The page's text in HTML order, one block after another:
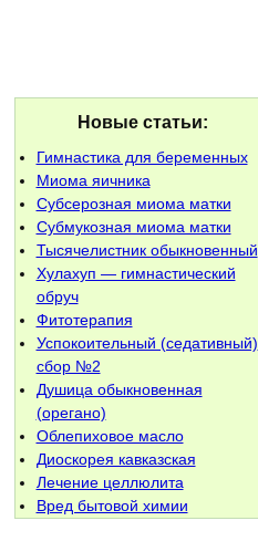
Новые статьи:
Гимнастика для беременных
Миома яичника
Субсерозная миома матки
Субмукозная миома матки
Тысячелистник обыкновенный
Хулахуп — гимнастический
обруч
Фитотерапия
Успокоительный (седативный)
сбор №2
Душица обыкновенная
(орегано)
Облепиховое масло
Диоскорея кавказская
Лечение целлюлита
Вред бытовой химии